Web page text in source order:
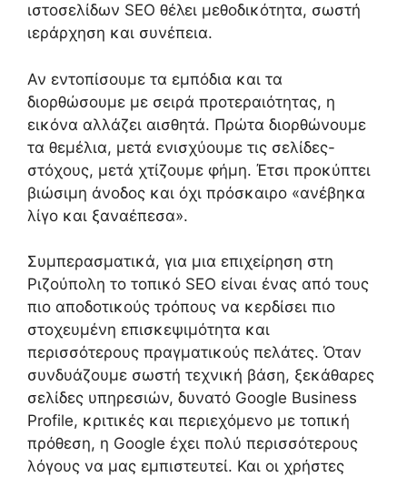
ιστοσελίδων SEO θέλει μεθοδικότητα, σωστή
ιεράρχηση και συνέπεια.
Αν εντοπίσουμε τα εμπόδια και τα
διορθώσουμε με σειρά προτεραιότητας, η
εικόνα αλλάζει αισθητά. Πρώτα διορθώνουμε
τα θεμέλια, μετά ενισχύουμε τις σελίδες-
στόχους, μετά χτίζουμε φήμη. Έτσι προκύπτει
βιώσιμη άνοδος και όχι πρόσκαιρο «ανέβηκα
λίγο και ξαναέπεσα».
Συμπερασματικά, για μια επιχείρηση στη
Ριζούπολη το τοπικό SEO είναι ένας από τους
πιο αποδοτικούς τρόπους να κερδίσει πιο
στοχευμένη επισκεψιμότητα και
περισσότερους πραγματικούς πελάτες. Όταν
συνδυάζουμε σωστή τεχνική βάση, ξεκάθαρες
σελίδες υπηρεσιών, δυνατό Google Business
Profile, κριτικές και περιεχόμενο με τοπική
πρόθεση, η Google έχει πολύ περισσότερους
λόγους να μας εμπιστευτεί. Και οι χρήστες